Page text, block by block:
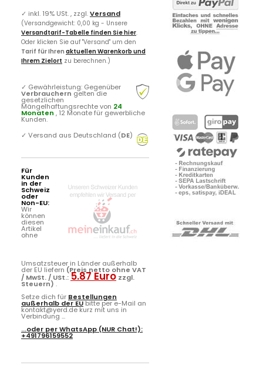
✓ inkl. 19% USt. , zzgl.Versand
(Versandgewicht: 0,00 kg - Unsere
Versandtarif-Tabelle finden Sie hier.
Oder klicken Sie auf "Versand" um den
Tarif für Ihren aktuellen Warenkorb und
Ihrem Zielort zu berechnen.)
✓ Gewährleistung: Gegenüber
Verbrauchern gelten die
gesetzlichen
Mängelhaftungsrechte von 24
Monaten , 12 Monate für gewerbliche
Kunden.
✓ Versand aus Deutschland (DE)
Für
Kunden
in der
Schweiz
oder
Non-EU:
Wir
können
diesen
Artikel
ohne
Umsatzsteuer in Länder außerhalb
der EU liefern (Preis netto ohne VAT
/ MwSt. / USt.:5.87 Euro zzgl.
Steuern) .
Setze dich für Bestellungen
außerhalb der EUbitte per e-Mail an
kontakt@yerd.de kurz mit uns in
Verbindung ...
...oder perWhatsApp (NUR Chat!):
+491796159552